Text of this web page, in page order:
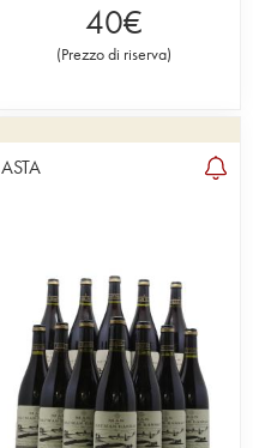
40€
(Prezzo di riserva)
ASTA